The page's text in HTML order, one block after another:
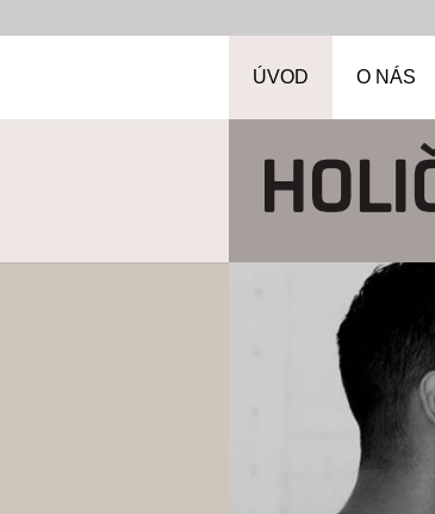
ÚVOD O NÁS